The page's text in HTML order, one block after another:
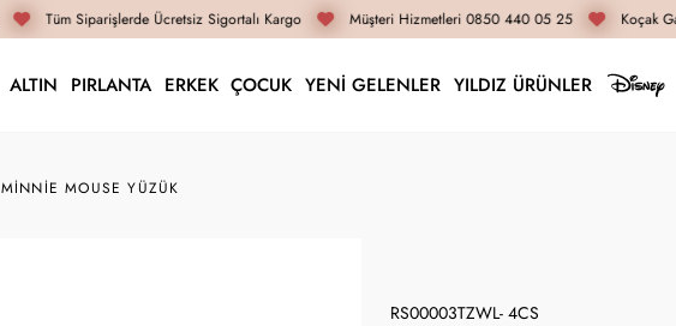
Tüm Siparişlerde Ücretsiz Sigortalı Kargo Müşteri Hizmetleri 0850 440 05 25 Koçak
ALTIN PIRLANTA ERKEK ÇOCUK YENİ GELENLER YILDIZ ÜRÜNLER
MINNIE MOUSE YÜZÜK
RS00003TZWL- 4CS